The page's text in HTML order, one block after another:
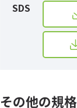
SDS
その他の規